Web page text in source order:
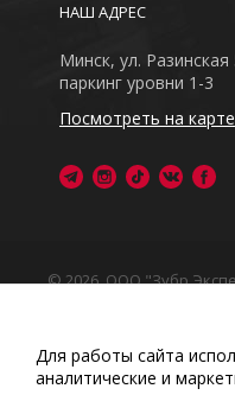
НАШ АДРЕС
Минск, ул. Разинская
паркинг уровни 1-3
Посмотреть на карте
© 2026, ООО "Зубр
Обращаем Ваше
сайт носит
Любое использование
Для работы сайта
аналитические и